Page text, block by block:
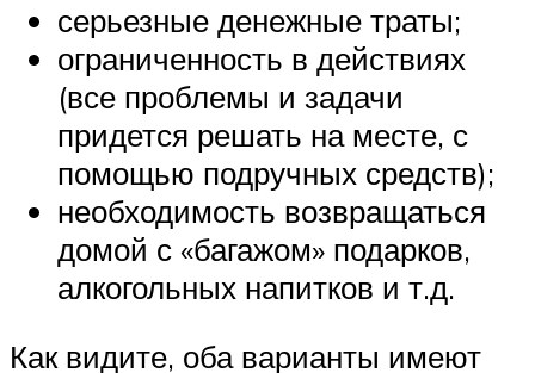
серьезные денежные траты;
ограниченность в действиях
(все проблемы и задачи
придется решать на месте, с
помощью подручных средств);
необходимость возвращаться
домой с «багажом» подарков,
алкогольных напитков и т.д.
Как видите, оба варианты имеют